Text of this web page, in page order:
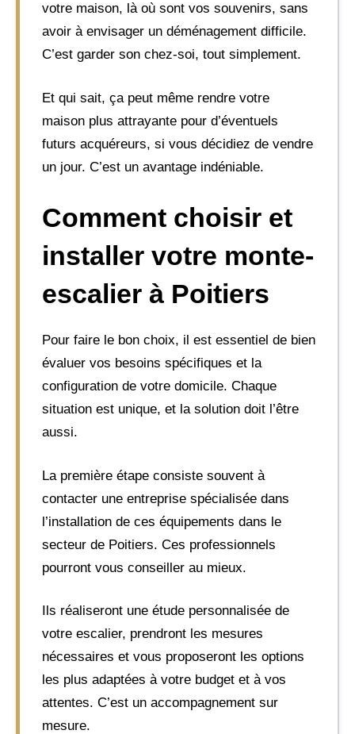
votre maison, là où sont vos souvenirs, sans
avoir à envisager un déménagement difficile.
C’est garder son chez-soi, tout simplement.
Et qui sait, ça peut même rendre votre
maison plus attrayante pour d’éventuels
futurs acquéreurs, si vous décidiez de vendre
un jour. C’est un avantage indéniable.
Comment choisir et
installer votre monte-
escalier à Poitiers
Pour faire le bon choix, il est essentiel de bien
évaluer vos besoins spécifiques et la
configuration de votre domicile. Chaque
situation est unique, et la solution doit l’être
aussi.
La première étape consiste souvent à
contacter une entreprise spécialisée dans
l’installation de ces équipements dans le
secteur de Poitiers. Ces professionnels
pourront vous conseiller au mieux.
Ils réaliseront une étude personnalisée de
votre escalier, prendront les mesures
nécessaires et vous proposeront les options
les plus adaptées à votre budget et à vos
attentes. C’est un accompagnement sur
mesure.